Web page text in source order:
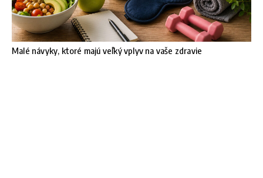
Malé návyky, ktoré majú veľký vplyv na vaše zdravie